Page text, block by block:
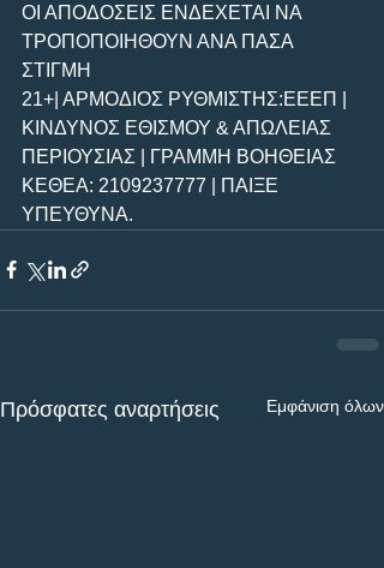
ΟΙ ΑΠΟΔΟΣΕΙΣ ΕΝΔΕΧΕΤΑΙ ΝΑ
ΤΡΟΠΟΠΟΙΗΘΟΥΝ ΑΝΑ ΠΑΣΑ
ΣΤΙΓΜΗ
21+| ΑΡΜΟΔΙΟΣ ΡΥΘΜΙΣΤΗΣ:ΕΕΕΠ |
ΚΙΝΔΥΝΟΣ ΕΘΙΣΜΟΥ & ΑΠΩΛΕΙΑΣ
ΠΕΡΙΟΥΣΙΑΣ | ΓΡΑΜΜΗ ΒΟΗΘΕΙΑΣ
ΚΕΘΕΑ: 2109237777 | ΠΑΙΞΕ
ΥΠΕΥΘΥΝΑ.
Πρόσφατες αναρτήσεις Εμφάνιση όλων